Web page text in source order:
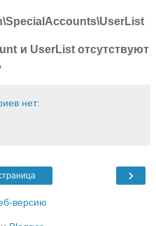
и UserList отсутствуют
нет:
›
версию